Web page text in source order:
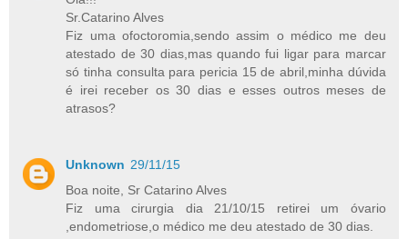
Sr.Catarino Alves
Fiz uma ofoctoromia,sendo assim o médico me deu
atestado de 30 dias,mas quando fui ligar para marcar
só tinha consulta para pericia 15 de abril,minha dúvida
é irei receber os 30 dias e esses outros meses de
atrasos?
Unknown 29/11/15
Boa noite, Sr Catarino Alves
Fiz uma cirurgia dia 21/10/15 retirei um óvario
,endometriose,o médico me deu atestado de 30 dias.